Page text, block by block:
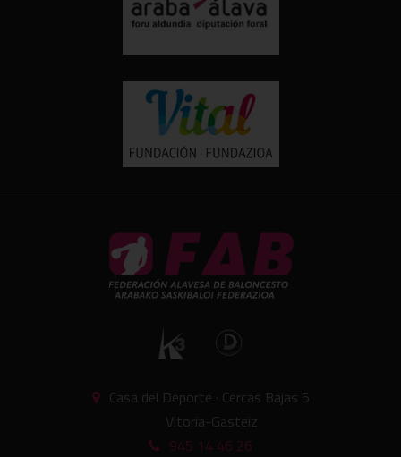
Casa del Deporte · Cercas Bajas 5
Vitoria-Gasteiz
945 14 46 26